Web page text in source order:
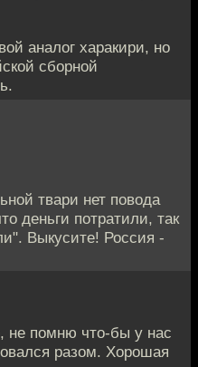
аналог харакири, но
сборной
твари нет повода
деньги потратили, так
Выкусите! Россия -
не помню что-бы у нас
разом. Хорошая